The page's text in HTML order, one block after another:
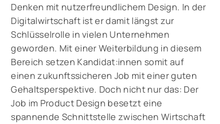
Denken mit nutzerfreundlichem Design. In der
Digitalwirtschaft ist er damit längst zur
Schlüsselrolle in vielen Unternehmen
geworden. Mit einer Weiterbildung in diesem
Bereich setzen Kandidat:innen somit auf
einen zukunftssicheren Job mit einer guten
Gehaltsperspektive. Doch nicht nur das: Der
Job im Product Design besetzt eine
spannende Schnittstelle zwischen Wirtschaft